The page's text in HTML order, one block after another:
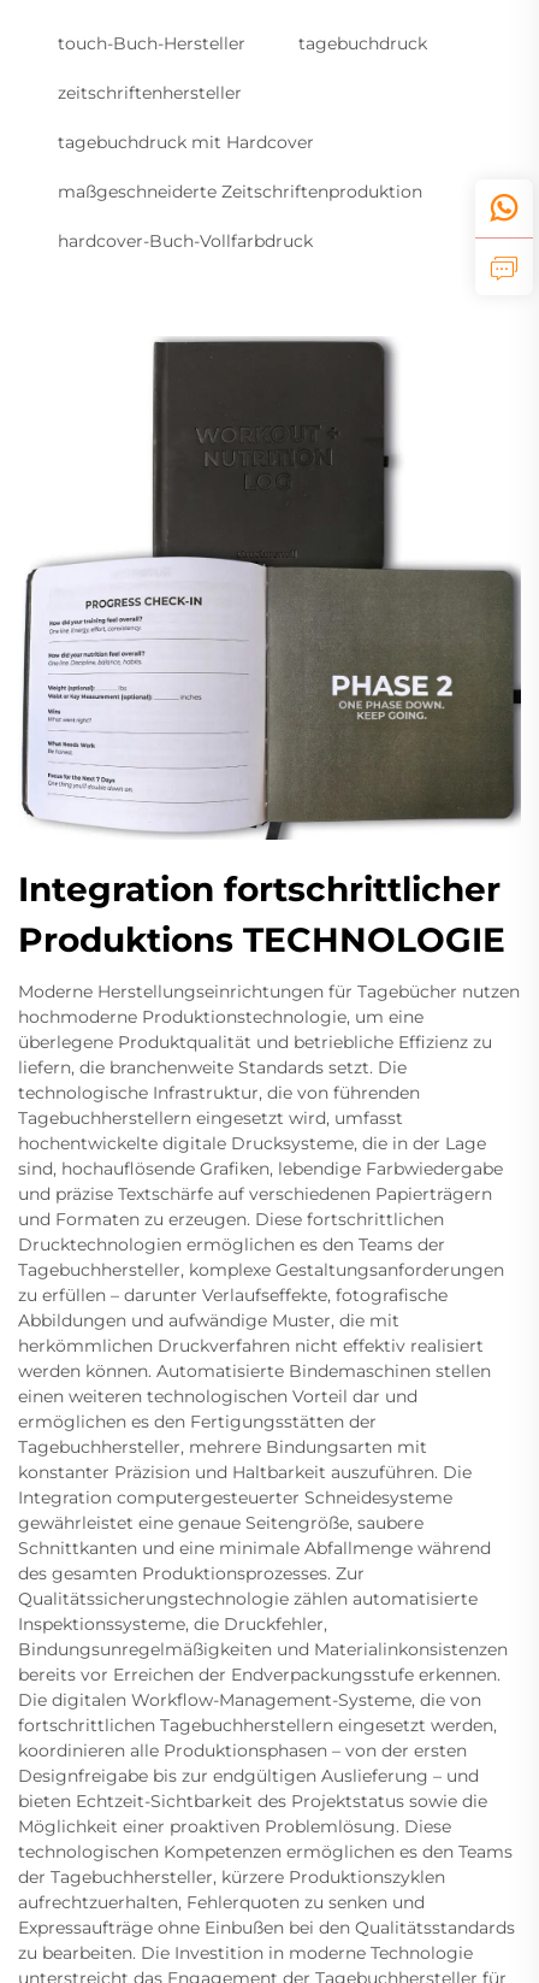
touch-Buch-Hersteller tagebuchdruck
zeitschriftenhersteller
tagebuchdruck mit Hardcover
maßgeschneiderte Zeitschriftenproduktion
hardcover-Buch-Vollfarbdruck
Integration fortschrittlicher
Produktions TECHNOLOGIE
Moderne Herstellungseinrichtungen für Tagebücher nutzen
hochmoderne Produktionstechnologie, um eine
überlegene Produktqualität und betriebliche Effizienz zu
liefern, die branchenweite Standards setzt. Die
technologische Infrastruktur, die von führenden
Tagebuchherstellern eingesetzt wird, umfasst
hochentwickelte digitale Drucksysteme, die in der Lage
sind, hochauflösende Grafiken, lebendige Farbwiedergabe
und präzise Textschärfe auf verschiedenen Papierträgern
und Formaten zu erzeugen. Diese fortschrittlichen
Drucktechnologien ermöglichen es den Teams der
Tagebuchhersteller, komplexe Gestaltungsanforderungen
zu erfüllen – darunter Verlaufseffekte, fotografische
Abbildungen und aufwändige Muster, die mit
herkömmlichen Druckverfahren nicht effektiv realisiert
werden können. Automatisierte Bindemaschinen stellen
einen weiteren technologischen Vorteil dar und
ermöglichen es den Fertigungsstätten der
Tagebuchhersteller, mehrere Bindungsarten mit
konstanter Präzision und Haltbarkeit auszuführen. Die
Integration computergesteuerter Schneidesysteme
gewährleistet eine genaue Seitengröße, saubere
Schnittkanten und eine minimale Abfallmenge während
des gesamten Produktionsprozesses. Zur
Qualitätssicherungstechnologie zählen automatisierte
Inspektionssysteme, die Druckfehler,
Bindungsunregelmäßigkeiten und Materialinkonsistenzen
bereits vor Erreichen der Endverpackungsstufe erkennen.
Die digitalen Workflow-Management-Systeme, die von
fortschrittlichen Tagebuchherstellern eingesetzt werden,
koordinieren alle Produktionsphasen – von der ersten
Designfreigabe bis zur endgültigen Auslieferung – und
bieten Echtzeit-Sichtbarkeit des Projektstatus sowie die
Möglichkeit einer proaktiven Problemlösung. Diese
technologischen Kompetenzen ermöglichen es den Teams
der Tagebuchhersteller, kürzere Produktionszyklen
aufrechtzuerhalten, Fehlerquoten zu senken und
Expressaufträge ohne Einbußen bei den Qualitätsstandards
zu bearbeiten. Die Investition in moderne Technologie
unterstreicht das Engagement der Tagebuchhersteller für